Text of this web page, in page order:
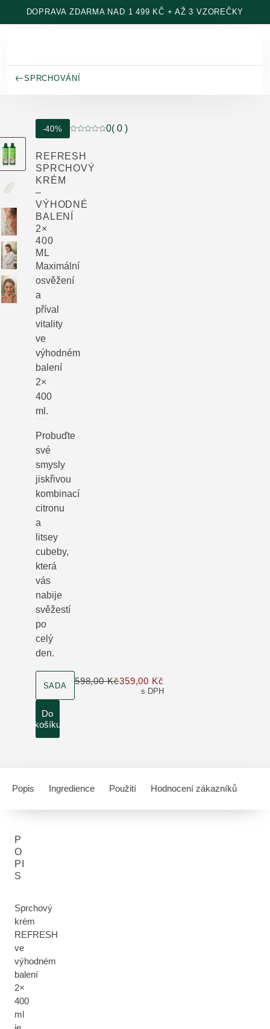
Přeskočit na hlavní obsah
DOPRAVA ZDARMA NAD 1 499 KČ + AŽ 3 VZOREČKY
SPRCHOVÁNÍ
-40%
Aktuální hodnocení: 0 z 5 hvězdiček
0( 0 )
REFRESH
SPRCHOVÝ
KRÉM
–
VÝHODNÉ
BALENÍ
2×
400
ML
Maximální
osvěžení
a
příval
vitality
ve
výhodném
balení
2×
400
ml.
Probuďte
své
smysly
jiskřivou
kombinací
citronu
a
litsey
cubeby,
která
vás
nabije
svěžestí
po
celý
den.
velikost produktu
SADA
s DPH
598,00 Kč359,00 Kč
Do
košíku
Popis Ingredience Použití Hodnocení zákazníků
P
O
PI
S
Sprchový
krém
REFRESH
ve
výhodném
balení
2×
400
ml